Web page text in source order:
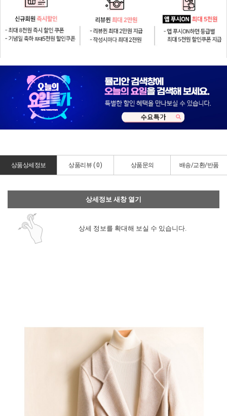
상품상세정보 상품리뷰 (0) 상품문의 배송/교환/반품
상세정보 새창 열기
상세 정보를 확대해 보실 수 있습니다.